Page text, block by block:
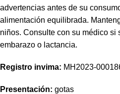
advertencias antes de su
alimentación equilibrada.
niños. Consulte con su médico si
embarazo o lactancia.
Registro invima: MH2023-
Presentación: gotas